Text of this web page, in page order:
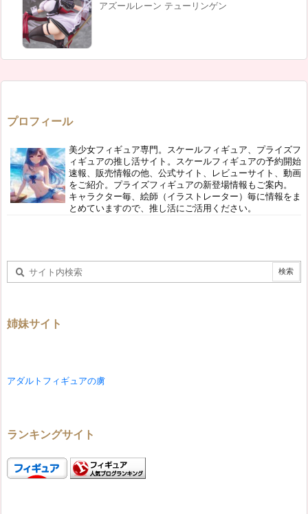
アズールレーン テューリンゲン
プロフィール
美少女フィギュア専門。スケールフィギュア、プライズフ
ィギュアの推し活サイト。スケールフィギュアの予約開始
速報、販売情報の他、公式サイト、レビューサイト、動画
をご紹介。プライズフィギュアの新登場情報もご案内。
キャラクター毎、絵師（イラストレーター）毎に情報をま
とめていますので、推し活にご活用ください。
姉妹サイト
アダルトフィギュアの虜
ランキングサイト